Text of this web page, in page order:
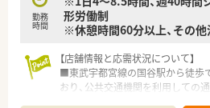
勤務
時間
形労働制
※休憩時間60分以上、その
【店舗情報と応需状況について】
■東武宇都宮線の国谷駅から徒歩
おり、公共交通機関を利用しての